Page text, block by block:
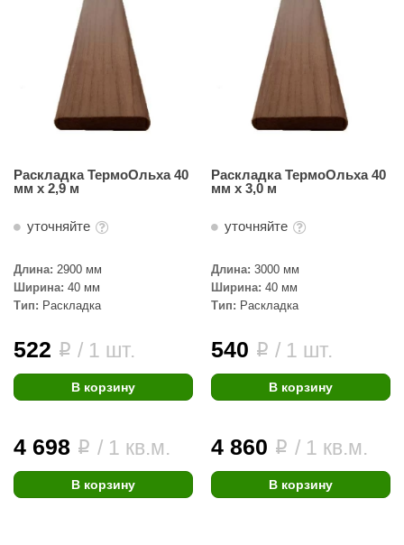
Раскладка ТермоОльха 40
мм х 2,9 м
уточняйте
Длина: 2900 мм
Ширина: 40 мм
Тип: Раскладка
522 i / 1 шт.
В корзину
4 698 i / 1 кв.м.
В корзину
Раскладка ТермоОльха 40
мм х 3,0 м
уточняйте
Длина: 3000 мм
Ширина: 40 мм
Тип: Раскладка
540 i / 1 шт.
В корзину
4 860 i / 1 кв.м.
В корзину